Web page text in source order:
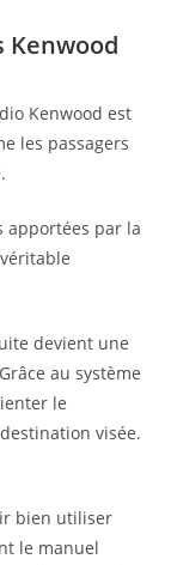
Kenwood
Kenwood est
les passagers
apportées par la
devient une
au système
le
visée.
bien utiliser
le manuel